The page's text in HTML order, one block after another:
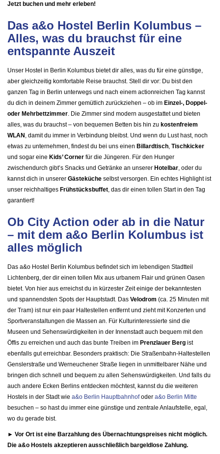
Jetzt buchen und mehr erleben!
Das a&o Hostel Berlin Kolumbus –
Alles, was du brauchst für eine
entspannte Auszeit
Unser Hostel in Berlin Kolumbus bietet dir alles, was du für eine günstige,
aber gleichzeitig komfortable Reise brauchst. Stell dir vor: Du bist den
ganzen Tag in Berlin unterwegs und nach einem actionreichen Tag kannst
du dich in deinem Zimmer gemütlich zurückziehen – ob im Einzel-, Doppel-
oder Mehrbettzimmer. Die Zimmer sind modern ausgestattet und bieten
alles, was du brauchst – von bequemen Betten bis hin zu kostenfreiem
WLAN , damit du immer in Verbindung bleibst. Und wenn du Lust hast, noch
etwas zu unternehmen, findest du bei uns einen Billardtisch, Tischkicker
und sogar eine Kids’ Corner für die Jüngeren. Für den Hunger
zwischendurch gibt’s Snacks und Getränke an unserer Hotelbar, oder du
kannst dich in unserer Gästeküche selbst versorgen. Ein echtes Highlight ist
unser reichhaltiges Frühstücksbuffet, das dir einen tollen Start in den Tag
garantiert!
Ob City Action oder ab in die Natur
– mit dem a&o Berlin Kolumbus ist
alles möglich
Das a&o Hostel Berlin Kolumbus befindet sich im lebendigen Stadtteil
Lichtenberg, der dir einen tollen Mix aus urbanem Flair und grünen Oasen
bietet. Von hier aus erreichst du in kürzester Zeit einige der bekanntesten
und spannendsten Spots der Hauptstadt. Das Velodrom (ca. 25 Minuten mit
der Tram) ist nur ein paar Haltestellen entfernt und zieht mit Konzerten und
Sportveranstaltungen die Massen an. Für Kulturinteressierte sind die
Museen und Sehenswürdigkeiten in der Innenstadt auch bequem mit den
Öffis zu erreichen und auch das bunte Treiben im Prenzlauer Berg ist
ebenfalls gut erreichbar. Besonders praktisch: Die Straßenbahn-Haltestellen
Genslerstraße und Werneuchener Straße liegen in unmittelbarer Nähe und
bringen dich schnell und bequem zu allen Sehenswürdigkeiten. Und falls du
auch andere Ecken Berlins entdecken möchtest, kannst du die weiteren
Hostels in der Stadt wie a&o Berlin Hauptbahnhofoder a&o Berlin Mitte
besuchen – so hast du immer eine günstige und zentrale Anlaufstelle, egal,
wo du gerade bist.
► Vor Ort ist eine Barzahlung des Übernachtungspreises nicht möglich.
Die a&o Hostels akzeptieren ausschließlich bargeldlose Zahlung.